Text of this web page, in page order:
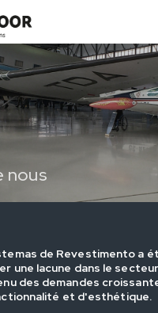
nous
de Revestimento a
une lacune dans le
des demandes
et d'esthétique.